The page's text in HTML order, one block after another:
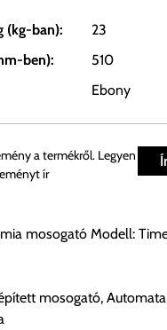
(kg-ban):
23
ben):
510
Ebony
van rendelését a
Budapesti
időpontban.
a termékről. Legyen
ír
mosogató Modell:
mosogató,